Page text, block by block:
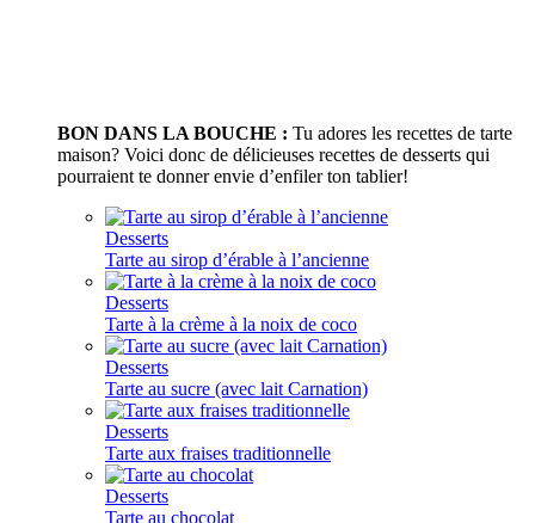
BON DANS LA BOUCHE : Tu adores les recettes de tarte
maison? Voici donc de délicieuses recettes de desserts qui
pourraient te donner envie d’enfiler ton tablier!
Desserts
Tarte au sirop d’érable à l’ancienne
Desserts
Tarte à la crème à la noix de coco
Desserts
Tarte au sucre (avec lait Carnation)
Desserts
Tarte aux fraises traditionnelle
Desserts
Tarte au chocolat